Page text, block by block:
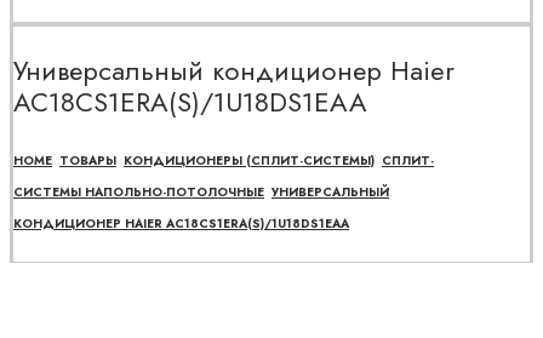
Универсальный кондиционер Haier
AC18CS1ERA(S)/1U18DS1EAA
HOME ТОВАРЫ КОНДИЦИОНЕРЫ (СПЛИТ-СИСТЕМЫ) СПЛИТ-
СИСТЕМЫ НАПОЛЬНО-ПОТОЛОЧНЫЕ УНИВЕРСАЛЬНЫЙ
КОНДИЦИОНЕР HAIER AC18CS1ERA(S)/1U18DS1EAA